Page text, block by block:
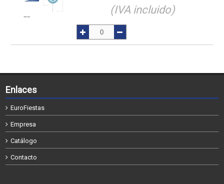
(IVA incluido)
Enlaces
EuroFiestas
Empresa
Catálogo
Contacto